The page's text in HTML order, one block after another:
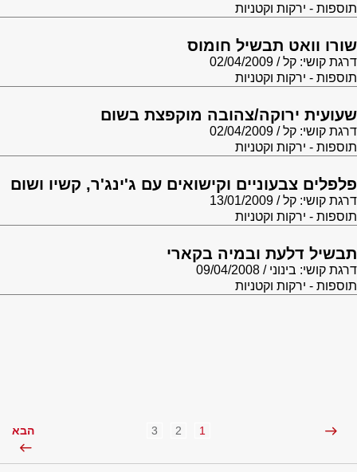
תוספות - ירקות וקטניות
שורו וואט תבשיל חומוס
דרגת קושי: קל
02/04/2009
תוספות - ירקות וקטניות
שעועית ירוקה/צהובה מוקפצת בשום
דרגת קושי: קל
02/04/2009
תוספות - ירקות וקטניות
פלפלים צבעוניים וקישואים עם ג'ינג'ר, קשיו ושום
דרגת קושי: קל
13/01/2009
תוספות - ירקות וקטניות
תבשיל דלעת ובמיה בקארי
דרגת קושי: בינוני
09/04/2008
תוספות - ירקות וקטניות
1
2
3 הבא